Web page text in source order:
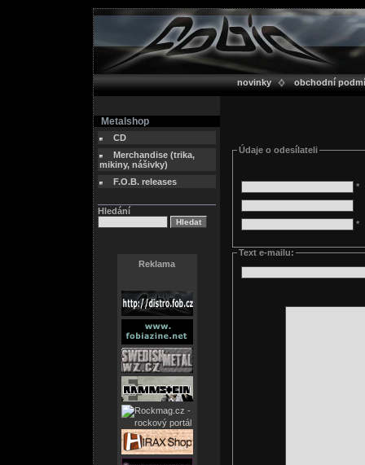
novinky obchodní
Metalshop
CD
Merchandise (trika,
mikiny, nášivky)
F.O.B. releases
Hledání
Reklama
Údaje o odesílateli
*
*
Text e-mailu: